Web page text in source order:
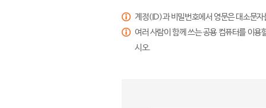
계정(ID)과 비밀번호에서 영문은 대소문
여러 사람이 함께 쓰는 공용 컴퓨터를 이
시오.